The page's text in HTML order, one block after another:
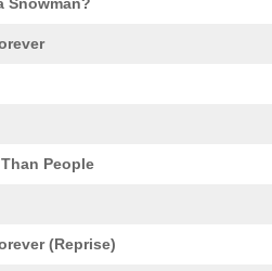
People
(Reprise)